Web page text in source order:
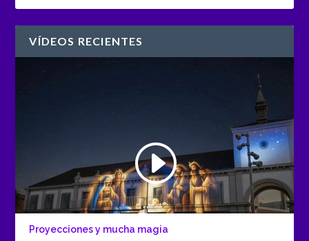
VÍDEOS RECIENTES
Proyecciones y mucha magia